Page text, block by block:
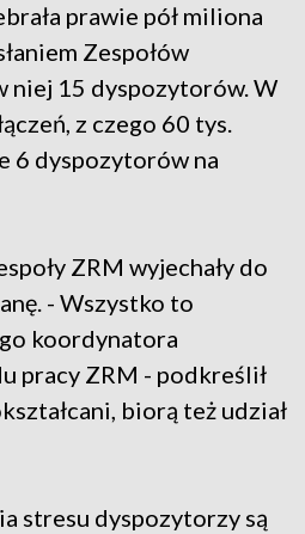
prawie pół miliona
Zespołów
niej 15 dyspozytorów. W
z czego 60 tys.
6 dyspozytorów na
ZRM wyjechały do
- Wszystko to
koordynatora
pracy ZRM - podkreślił
biorą też udział
stresu dyspozytorzy są